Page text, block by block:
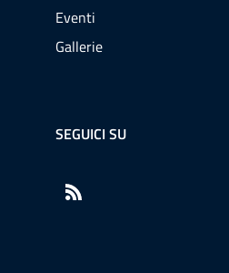
Eventi
Gallerie
SEGUICI SU